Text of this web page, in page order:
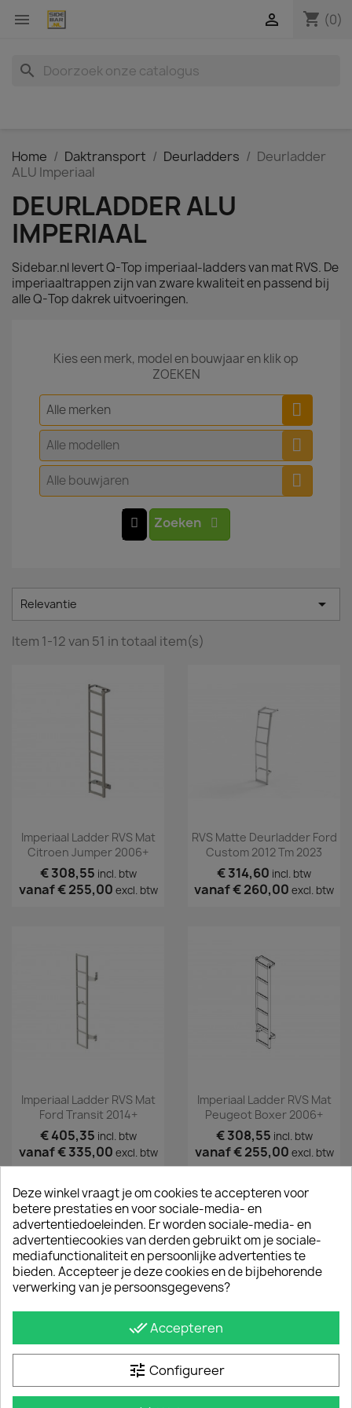
 shopping_cart (0)

search
Home Daktransport Deurladders
Deurladder
ALU Imperiaal
DEURLADDER ALU
IMPERIAAL
Sidebar.nl levert Q-Top imperiaal-ladders van mat RVS. De
imperiaaltrappen zijn van zware kwaliteit en passend bij
alle Q-Top dakrek uitvoeringen.
Kies een merk, model en bouwjaar en klik op
ZOEKEN
Alle merken
Alle modellen
Alle bouwjaren
Zoeken
Relevantie 
Item 1-12 van 51 in totaal item(s)
Imperiaal Ladder RVS Mat
Citroen Jumper 2006+
€ 308,55 incl. btw
vanaf€ 255,00 excl. btw
RVS Matte Deurladder Ford
Custom 2012 Tm 2023
€ 314,60 incl. btw
vanaf€ 260,00 excl. btw
Imperiaal Ladder RVS Mat
Ford Transit 2014+
€ 405,35 incl. btw
vanaf€ 335,00 excl. btw
Imperiaal Ladder RVS Mat
Peugeot Boxer 2006+
€ 308,55 incl. btw
vanaf€ 255,00 excl. btw
Imperiaal Ladder Rvs Mat
VW Crafter 2006 T/m 2016
€ 302,50incl. btw
VW Crafter 2017+
€ 320,65incl. btw
Deze winkel vraagt je om cookies te accepteren voor
betere prestaties en voor sociale-media- en
advertentiedoeleinden. Er worden sociale-media- en
advertentiecookies van derden gebruikt om je sociale-
mediafunctionaliteit en persoonlijke advertenties te
bieden. Accepteer je deze cookies en de bijbehorende
verwerking van je persoonsgegevens?
done_allAccepteren
tune Configureer